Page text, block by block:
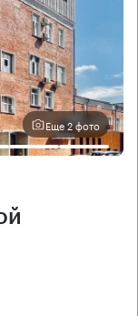
Еще 2 фото